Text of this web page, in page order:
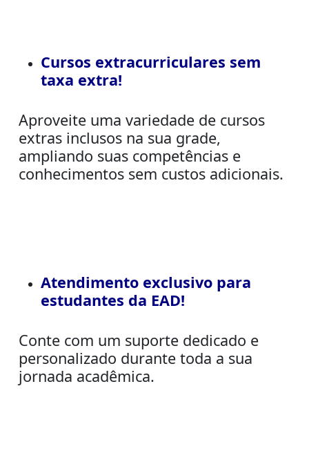
Cursos extracurriculares sem
taxa extra!
Aproveite uma variedade de cursos
extras inclusos na sua grade,
ampliando suas competências e
conhecimentos sem custos adicionais.
Atendimento exclusivo para
estudantes da EAD!
Conte com um suporte dedicado e
personalizado durante toda a sua
jornada acadêmica.